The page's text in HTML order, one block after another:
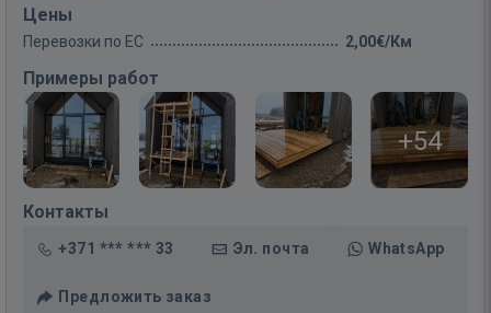
Цены
Перевозки по ЕС 2,00€/Км
Примеры работ
+54
Контакты
+371 *** *** 33 Эл. почта WhatsApp
Предложить заказ